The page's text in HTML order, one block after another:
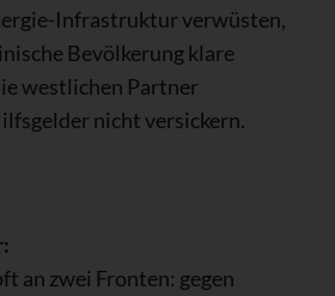
Infrastruktur verwüsten,
Bevölkerung klare
westlichen Partner
nicht versickern.
an zwei Fronten: gegen